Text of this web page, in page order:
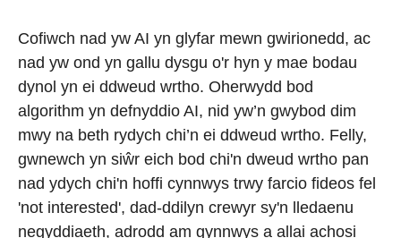
Cofiwch nad yw AI yn glyfar mewn gwirionedd, ac
nad yw ond yn gallu dysgu o'r hyn y mae bodau
dynol yn ei ddweud wrtho. Oherwydd bod
algorithm yn defnyddio AI, nid yw’n gwybod dim
mwy na beth rydych chi’n ei ddweud wrtho. Felly,
gwnewch yn siŵr eich bod chi'n dweud wrtho pan
nad ydych chi'n hoffi cynnwys trwy farcio fideos fel
'not interested', dad-ddilyn crewyr sy'n lledaenu
negyddiaeth, adrodd am gynnwys a allai achosi